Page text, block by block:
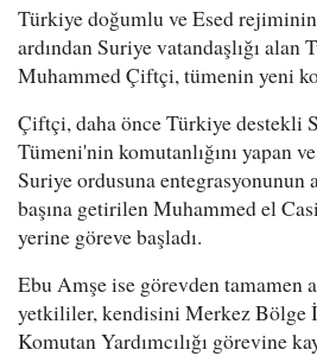
Türkiye doğumlu ve Esed
ardından Suriye vatandaşlığı alan
Muhammed Çiftçi, tümenin yeni
Çiftçi, daha önce Türkiye destekli
Tümeni'nin komutanlığını yapan
Suriye ordusuna entegrasyonunun
başına getirilen Muhammed el
yerine göreve başladı.
Ebu Amşe ise görevden tamamen
yetkililer, kendisini Merkez Bölge
Komutan Yardımcılığı görevine